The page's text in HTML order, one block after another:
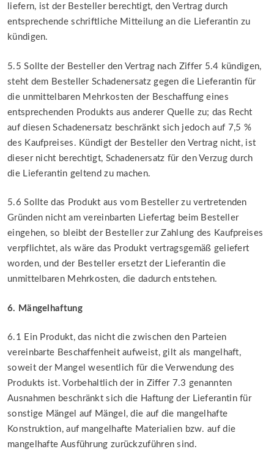
liefern, ist der Besteller berechtigt, den Vertrag durch
entsprechende schriftliche Mitteilung an die Lieferantin zu
kündigen.
5.5 Sollte der Besteller den Vertrag nach Ziffer 5.4 kündigen,
steht dem Besteller Schadenersatz gegen die Lieferantin für
die unmittelbaren Mehrkosten der Beschaffung eines
entsprechenden Produkts aus anderer Quelle zu; das Recht
auf diesen Schadenersatz beschränkt sich jedoch auf 7,5 %
des Kaufpreises. Kündigt der Besteller den Vertrag nicht, ist
dieser nicht berechtigt, Schadenersatz für den Verzug durch
die Lieferantin geltend zu machen.
5.6 Sollte das Produkt aus vom Besteller zu vertretenden
Gründen nicht am vereinbarten Liefertag beim Besteller
eingehen, so bleibt der Besteller zur Zahlung des Kaufpreises
verpflichtet, als wäre das Produkt vertragsgemäß geliefert
worden, und der Besteller ersetzt der Lieferantin die
unmittelbaren Mehrkosten, die dadurch entstehen.
6. Mängelhaftung
6.1 Ein Produkt, das nicht die zwischen den Parteien
vereinbarte Beschaffenheit aufweist, gilt als mangelhaft,
soweit der Mangel wesentlich für die Verwendung des
Produkts ist. Vorbehaltlich der in Ziffer 7.3 genannten
Ausnahmen beschränkt sich die Haftung der Lieferantin für
sonstige Mängel auf Mängel, die auf die mangelhafte
Konstruktion, auf mangelhafte Materialien bzw. auf die
mangelhafte Ausführung zurückzuführen sind.